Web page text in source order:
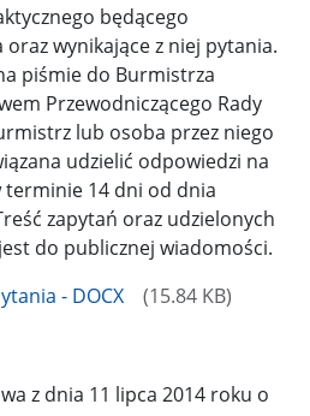
będącego
wynikające z niej pytania.
piśmie do Burmistrza
Przewodniczącego Rady
lub osoba przez niego
udzielić odpowiedzi na
terminie 14 dni od dnia
zapytań oraz udzielonych
do publicznej wiadomości.
- DOCX
15.84 KB
z dnia 11 lipca 2014 roku o